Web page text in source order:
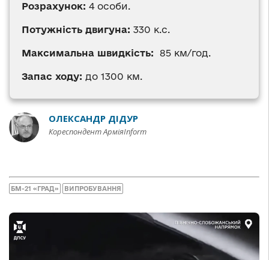
Розрахунок: 4 особи.
Потужність двигуна: 330 к.с.
Максимальна швидкість: 85 км/год.
Запас ходу: до 1300 км.
ОЛЕКСАНДР ДІДУР
Кореспондент АрміяInform
БМ-21 «ГРАД» ВИПРОБУВАННЯ